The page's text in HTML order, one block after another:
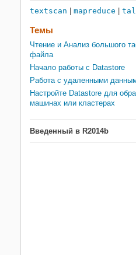
textscan mapreduce
Темы
Чтение и Анализ большого
файла
Начало работы с Datastore
Работа с удаленными
Настройте Datastore для
машинах или кластерах
Введенный в R2014b